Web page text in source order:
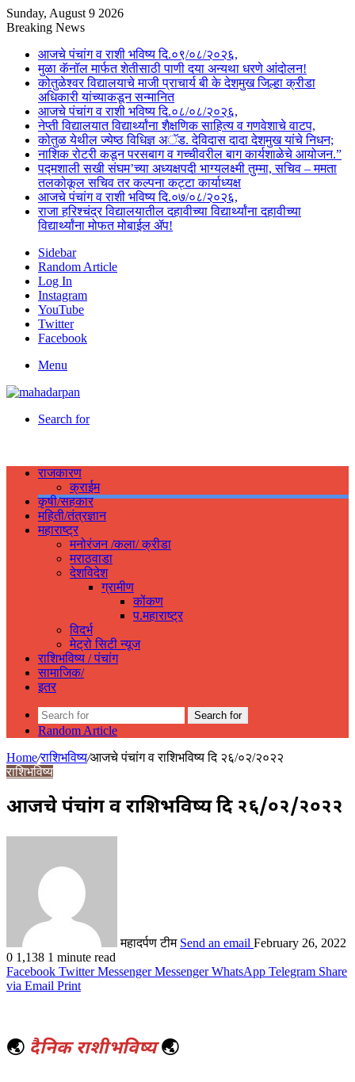
Sunday, August 9 2026
Breaking News
आजचे पंचांग व राशी भविष्य दि.०९/०८/२०२६,
मुळा कॅनॉल मार्फत शेतीसाठी पाणी दया अन्यथा धरणे आंदोलन!
कोतुळेश्वर विद्यालयाचे माजी प्राचार्य बी के देशमुख जिल्हा क्रीडा
अधिकारी यांच्याकडून सन्मानित
आजचे पंचांग व राशी भविष्य दि.०८/०८/२०२६,
नेप्ती विद्यालयात विद्यार्थ्यांना शैक्षणिक साहित्य व गणवेशाचे वाटप,
कोतुळ येथील ज्येष्ठ विधिज्ञ अॅड. देविदास दादा देशमुख यांचे निधन;
नाशिक रोटरी कडून परसबाग व गच्चीवरील बाग कार्यशाळेचे आयोजन.”
पद्मशाली सखी संघम’च्या अध्यक्षपदी भाग्यलक्ष्मी तुम्मा, सचिव – ममता
तलकोकूल सचिव तर कल्पना कट्टा कार्याध्यक्ष
आजचे पंचांग व राशी भविष्य दि.०७/०८/२०२६,
राजा हरिश्चंद्र विद्यालयातील दहावीच्या विद्यार्थ्यांना दहावीच्या
विद्यार्थ्यांना मोफत मोबाईल ॲप!
Sidebar
Random Article
Log In
Instagram
YouTube
Twitter
Facebook
Menu
Search for
राजकारण
क्राईम
कृषी/सहकार
महिती/तंत्रज्ञान
महाराष्ट्र
मनोरंजन /कला/ क्रीडा
मराठवाडा
देशविदेश
ग्रामीण
कोंकण
प.महाराष्ट्र
विदर्भ
मेट्रो सिटी न्यूज
राशिभविष्य / पंचांग
सामाजिक/
इतर
Search for
Random Article
Home/राशिभविष्य/आजचे पंचांग व राशिभविष्य दि २६/०२/२०२२
राशिभविष्य
आजचे पंचांग व राशिभविष्य दि २६/०२/२०२२
महादर्पण टीम Send an email February 26, 2022
0 1,138 1 minute read
Facebook Twitter Messenger Messenger WhatsApp Telegram Share
via Email Print
🌏 दैनिक राशीभविष्य 🌏